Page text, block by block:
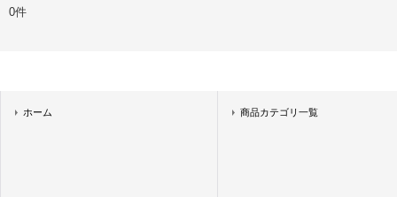
0件
ホーム 商品カテゴリ一覧